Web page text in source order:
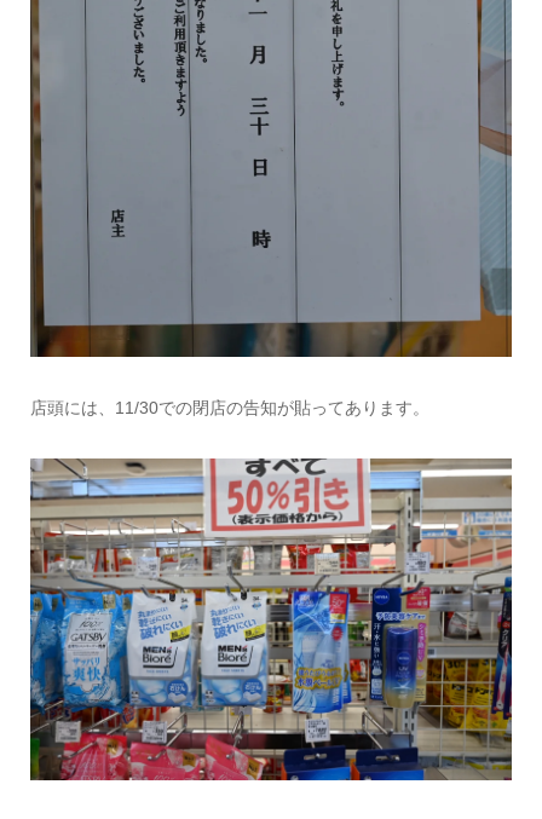
店頭には、11/30での閉店の告知が貼ってあります。